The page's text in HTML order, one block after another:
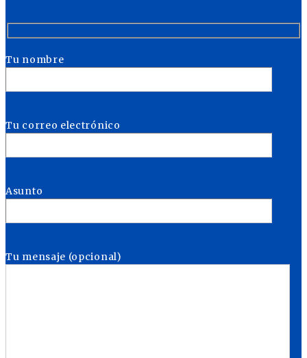
Tu nombre
Tu correo electrónico
Asunto
Tu mensaje (opcional)